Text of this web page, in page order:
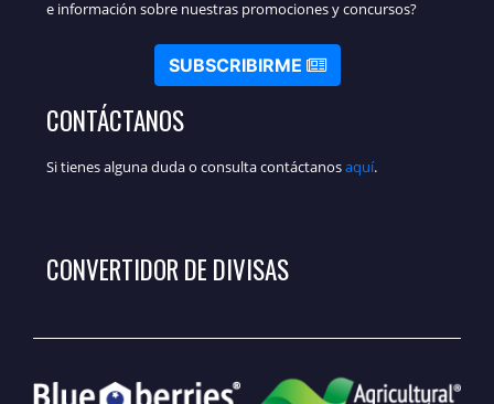
e información sobre nuestras promociones y concursos?
SUBSCRIBIRME
CONTÁCTANOS
Si tienes alguna duda o consulta contáctanosaquí.
CONVERTIDOR DE DIVISAS